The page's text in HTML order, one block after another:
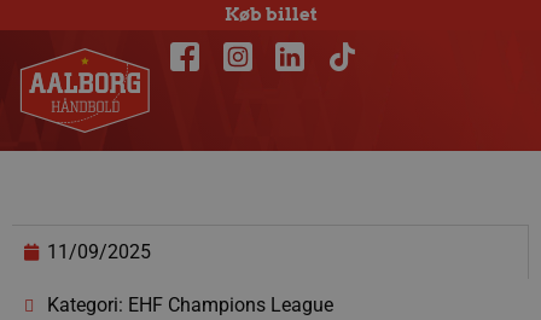
Køb billet
11/09/2025
Kategori: EHF Champions League